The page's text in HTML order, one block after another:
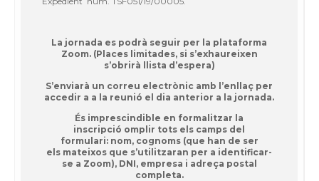
La jornada es podrà seguir per la plataforma
Zoom. (Places limitades, si s’exhaureixen
s’obrirà llista d’espera)
S’enviarà un correu electrònic amb l’enllaç per
accedir a a la reunió el dia anterior a la jornada.
És imprescindible en formalitzar la
inscripció omplir tots els camps del
formulari: nom, cognoms (que han de ser
els mateixos que s’utilitzaran per a identificar-
se a Zoom), DNI, empresa i adreça postal
completa.